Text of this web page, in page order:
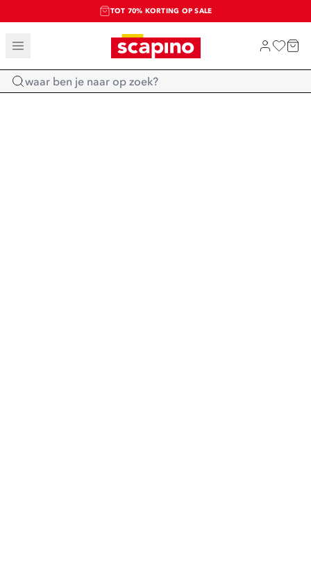
TOT 70% KORTING OP SALE
SALE: LAATSTE KANS!
SHOP NIEUW
Home